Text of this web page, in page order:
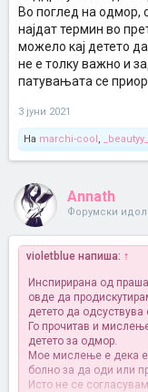
Во поглед на одмор,
најдат термин во
можело кај детето
не е толку важно и
патувањата се
3 јуни 2021
На marchi-cool, _beautyy_
Annath
Форумски идол
violetblue напиша: ↑
Инспирирана од
овде да
детето да
Го прочитав и
детето за одмор.
Мое мислење е дека
болно за да оди или
Исто не се